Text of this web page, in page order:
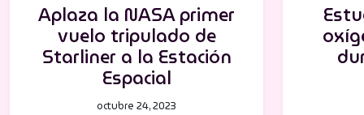
Aplaza la NASA primer
vuelo tripulado de
Starliner a la Estación
Espacial
octubre 24, 2023